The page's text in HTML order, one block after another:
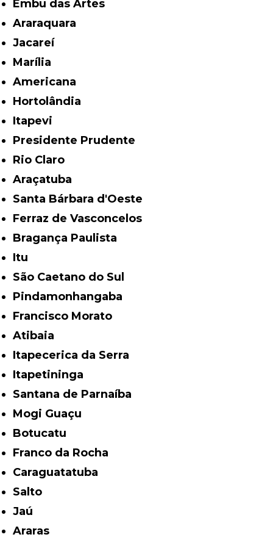
Embu das Artes
Araraquara
Jacareí
Marília
Americana
Hortolândia
Itapevi
Presidente Prudente
Rio Claro
Araçatuba
Santa Bárbara d'Oeste
Ferraz de Vasconcelos
Bragança Paulista
Itu
São Caetano do Sul
Pindamonhangaba
Francisco Morato
Atibaia
Itapecerica da Serra
Itapetininga
Santana de Parnaíba
Mogi Guaçu
Botucatu
Franco da Rocha
Caraguatatuba
Salto
Jaú
Araras